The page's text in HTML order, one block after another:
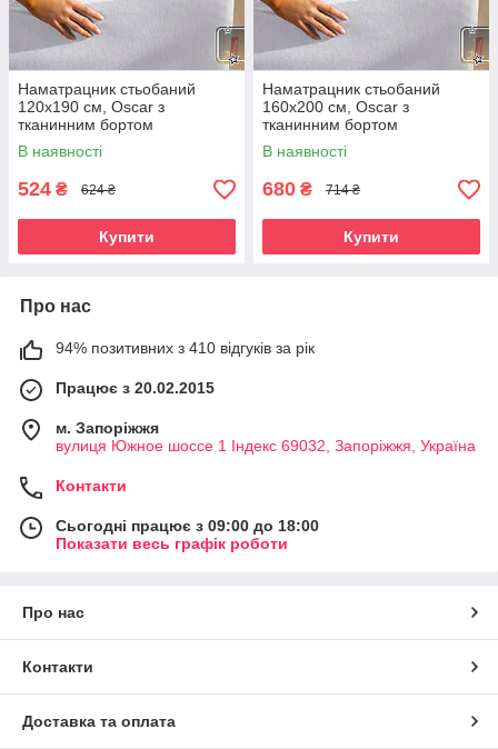
Наматрацник стьобаний
120х190 см, Oscar з
тканинним бортом
В наявності
524 ₴ 624 ₴
Купити
Наматрацник стьобаний
160х200 см, Oscar з
тканинним бортом
В наявності
680 ₴ 714 ₴
Купити
Про нас
94% позитивних з 410 відгуків за рік
Працює з 20.02.2015
м. Запоріжжя
вулиця Южное шоссе 1 Індекс 69032, Запоріжжя, Україна
Контакти
Сьогодні працює з 09:00 до 18:00
Показати весь графік роботи
Про нас
Контакти
Доставка та оплата